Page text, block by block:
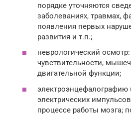
порядке уточняются
заболеваниях, травмах,
появления первых
развития и т.п.;
неврологический
чувствительности,
двигательной функции;
электроэнцефалографию
электрических
процессе работы мозга;